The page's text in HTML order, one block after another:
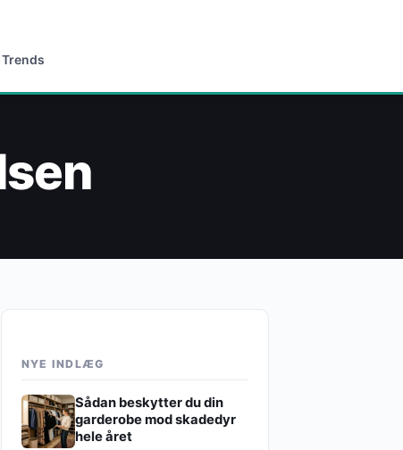
NYE INDLÆG
Sådan beskytter du din
garderobe mod skadedyr
hele året